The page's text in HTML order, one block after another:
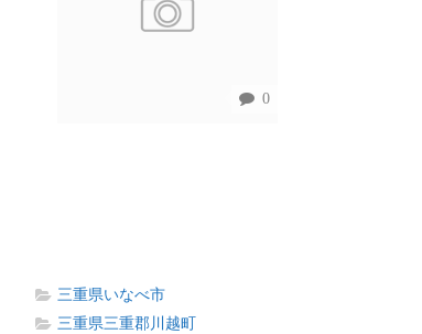
0
三重県いなべ市
三重県三重郡川越町